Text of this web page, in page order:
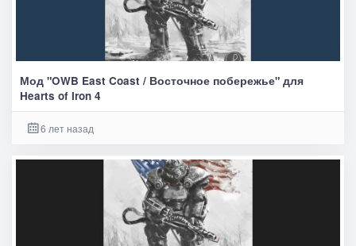
Мод "OWB East Coast / Восточное побережье" для
Hearts of Iron 4
6 лет назад